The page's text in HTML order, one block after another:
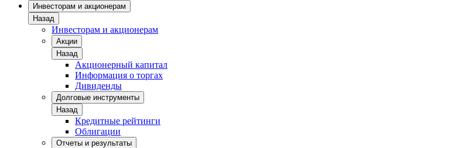
Инвесторам и акционерам
Назад
Инвесторам и акционерам
Акции
Назад
Акционерный капитал
Информация о торгах
Дивиденды
Долговые инструменты
Назад
Кредитные рейтинги
Облигации
Отчеты и результаты